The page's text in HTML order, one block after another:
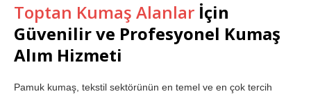
Toptan Kumaş Alanlar İçin
Güvenilir ve Profesyonel Kumaş
Alım Hizmeti
Pamuk kumaş, tekstil sektörünün en temel ve en çok tercih